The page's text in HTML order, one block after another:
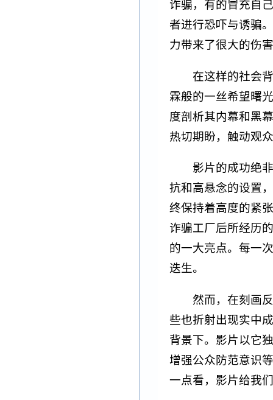
诈骗，有的冒充自
者进行恐吓与诱骗
力带来了很大的伤
在这样的社会
霖般的一丝希望曙
度剖析其内幕和黑
热切期盼，触动观
影片的成功绝
抗和高悬念的设置
终保持着高度的紧
诈骗工厂后所经历
的一大亮点。每一
迭生。
然而，在刻画
些也折射出现实中
背景下。影片以它
增强公众防范意识
一点看，影片给我